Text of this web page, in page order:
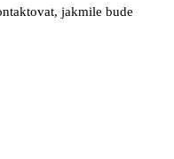
jakmile bude